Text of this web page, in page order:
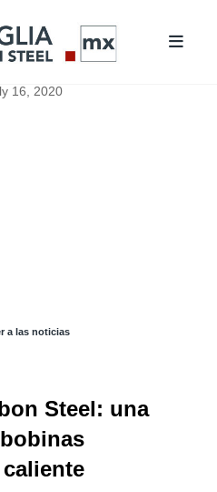
16, 2020
a las noticias
Steel: una